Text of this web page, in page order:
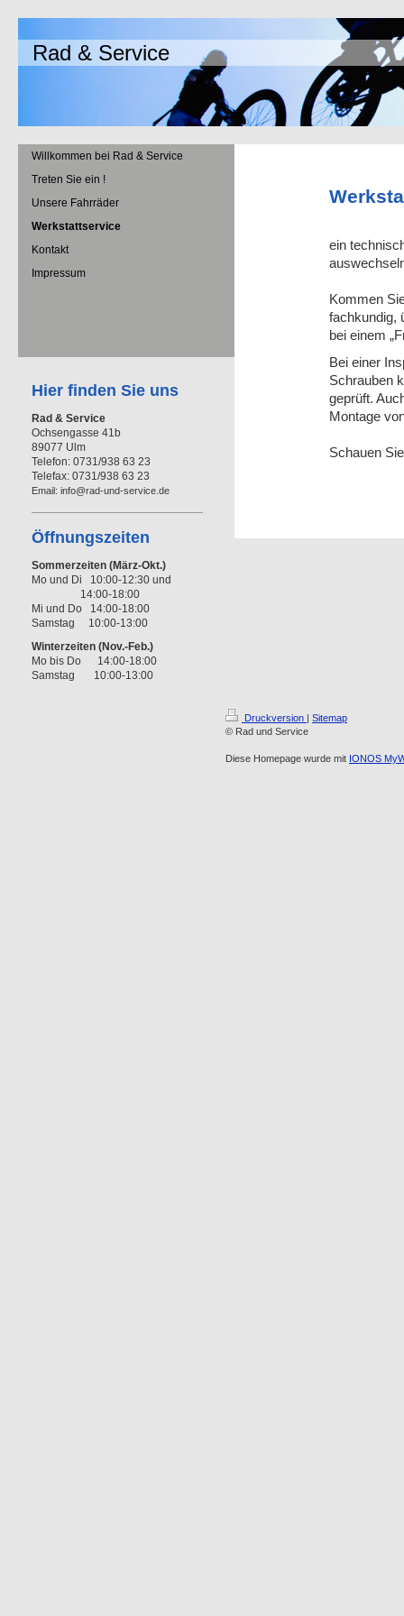
Rad & Service
ein
Kommen
fachkundig,
bei einem
Bei einer
Schrauben
geprüft.
Montage
Schauen
Willkommen bei Rad & Service
Treten Sie ein !
Unsere Fahrräder
Werkstattservice
Kontakt
Impressum
Hier finden Sie uns
Rad & Service
Ochsengasse 41b
89077 Ulm
Telefon: 0731/938 63 23
Telefax: 0731/938 63 23
Email: info@rad-und-service.de
Öffnungszeiten
Sommerzeiten (März-Okt.)
Mo und Di 10:00-12:30 und
14:00-18:00
Mi und Do 14:00-18:00
Samstag 10:00-13:00
Winterzeiten (Nov.-Feb.)
Mo bis Do 14:00-18:00
Samstag 10:00-13:00
Druckversion | Sitemap
© Rad und Service
Diese Homepage wurde mit IONOS